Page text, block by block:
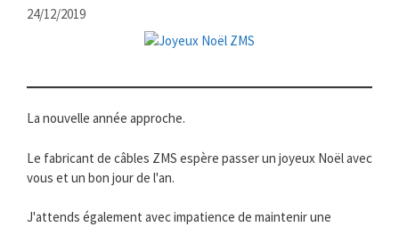
24/12/2019
La nouvelle année approche.
Le fabricant de câbles ZMS espère passer un joyeux Noël avec
vous et un bon jour de l'an.
J'attends également avec impatience de maintenir une